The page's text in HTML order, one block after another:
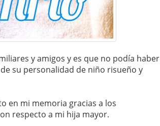
y amigos y es que no podía haber
su personalidad de niño risueño y
en mi memoria gracias a los
respecto a mi hija mayor.